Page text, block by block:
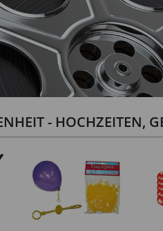
- HOCHZEITEN,